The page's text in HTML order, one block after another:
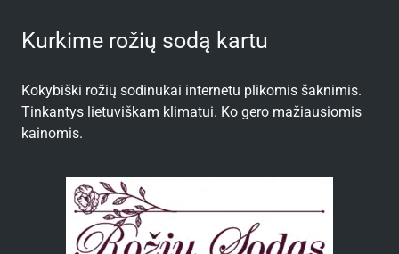
Kurkime rožių sodą kartu
Kokybiški rožių sodinukai internetu plikomis šaknimis.
Tinkantys lietuviškam klimatui. Ko gero mažiausiomis
kainomis.